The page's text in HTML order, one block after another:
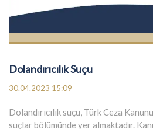
Dolandırıcılık Suçu
30.04.2023 15:09
Dolandırıcılık suçu, Türk Ceza
suçlar bölümünde yer almaktadır.